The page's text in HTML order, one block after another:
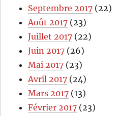
Septembre 2017 (22)
Août 2017 (23)
Juillet 2017 (22)
Juin 2017 (26)
Mai 2017 (23)
Avril 2017 (24)
Mars 2017 (13)
Février 2017 (23)